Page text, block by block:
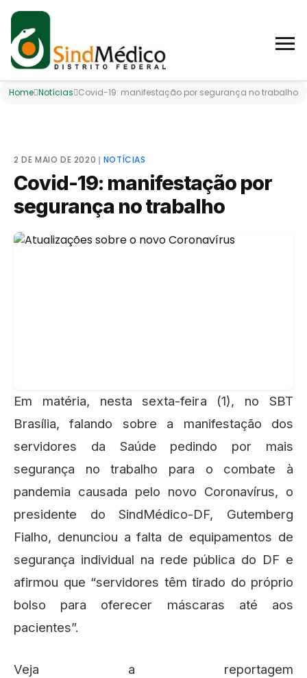
Home Notícias Covid-19: manifestação por segurança no trabalho
2 DE MAIO DE 2020 ❘ NOTÍCIAS
Covid-19: manifestação por
segurança no trabalho
Em matéria, nesta sexta-feira (1), no SBT
Brasília, falando sobre a manifestação dos
servidores da Saúde pedindo por mais
segurança no trabalho para o combate à
pandemia causada pelo novo Coronavírus, o
presidente do SindMédico-DF, Gutemberg
Fialho, denunciou a falta de equipamentos de
segurança individual na rede pública do DF e
afirmou que “servidores têm tirado do próprio
bolso para oferecer máscaras até aos
pacientes”.
Veja a reportagem